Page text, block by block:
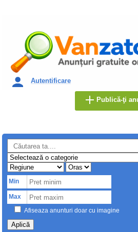
Autentificare
Publică-ţi
Min
Max
Afiseaza anunturi doar cu imagine
Aplică